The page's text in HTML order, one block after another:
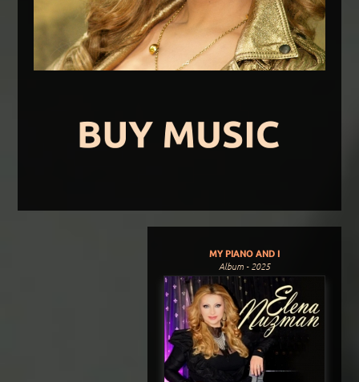
MY PIANO AND I
Album - 2025